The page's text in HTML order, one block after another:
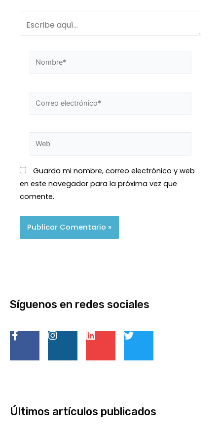
Guarda mi nombre, correo electrónico y web
en este navegador para la próxima vez que
comente.
Síguenos en redes sociales
Últimos artículos publicados